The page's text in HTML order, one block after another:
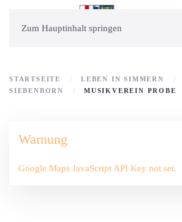
Zum Hauptinhalt springen
STARTSEITE LEBEN IN SIMMERN
SIEBENBORN
MUSIKVEREIN PROBE
Warnung
Google Maps JavaScript API Key not set.